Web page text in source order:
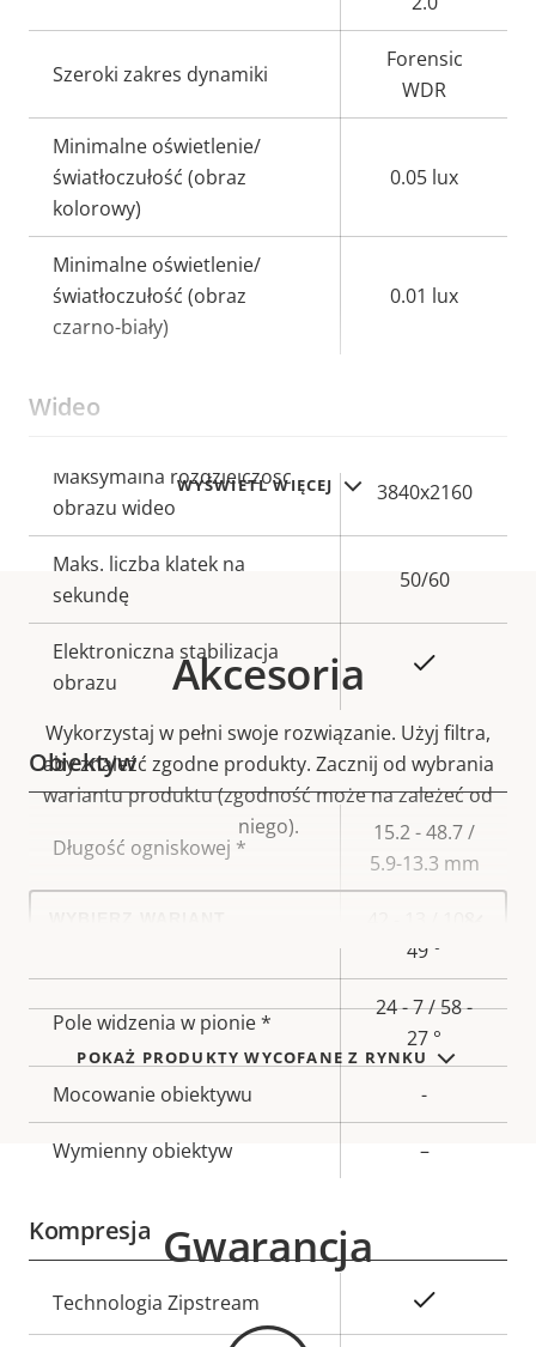
WYŚWIETL WIĘCEJ
Szeroki zakres dynamiki
Forensic
WDR
Minimalne oświetlenie/
światłoczułość (obraz
kolorowy)
0.05 lux
Minimalne oświetlenie/
światłoczułość (obraz
czarno-biały)
0.01 lux
Wideo
Opis
nieruchomości
Wartość
Maksymalna rozdzielczość
obrazu wideo
3840x2160
Maks. liczba klatek na
sekundę
50/60
Elektroniczna stabilizacja
obrazu
Obiektyw
nieruchomości
Wartość
nieruchomości
Długość ogniskowej *
15.2 - 48.7 /
5.9-13.3 mm
49 °
Pole widzenia w pionie *
24 - 7 / 58 -
27 °
Mocowanie obiektywu -
Wymienny obiektyw –
Kompresja
Opis
nieruchomości
nieruchomości
Technologia Zipstream
Akcesoria
Wykorzystaj w pełni swoje rozwiązanie. Użyj filtra,
aby znaleźć zgodne produkty. Zacznij od wybrania
wariantu produktu (zgodność może na zależeć od
niego).
Select
POKAŻ PRODUKTY WYCOFANE Z RYNKU
Gwarancja